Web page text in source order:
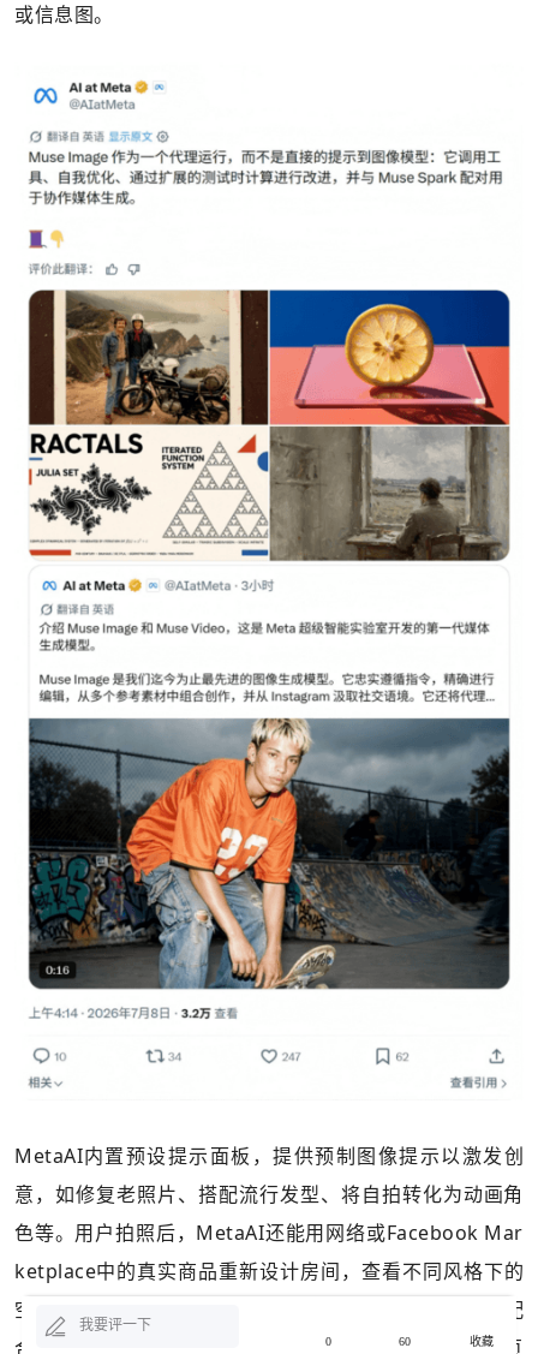
或信息图。
MetaAI内置预设提示面板，提供预制图像提示以激发创
意，如修复老照片、搭配流行发型、将自拍转化为动画角
色等。用户拍照后，MetaAI还能用网络或Facebook Mar
ketplace中的真实商品重新设计房间，查看不同风格下的
空间效果。MuseImage在创作过程中与MuseSpark配
合，进行多步骤幕后规划，包括布局安排、查找实时网页
我要评一下
0 60 收藏